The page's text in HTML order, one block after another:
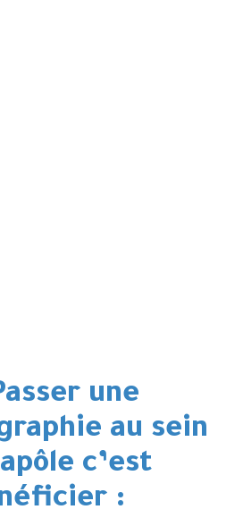
une
au sein
c’est
: